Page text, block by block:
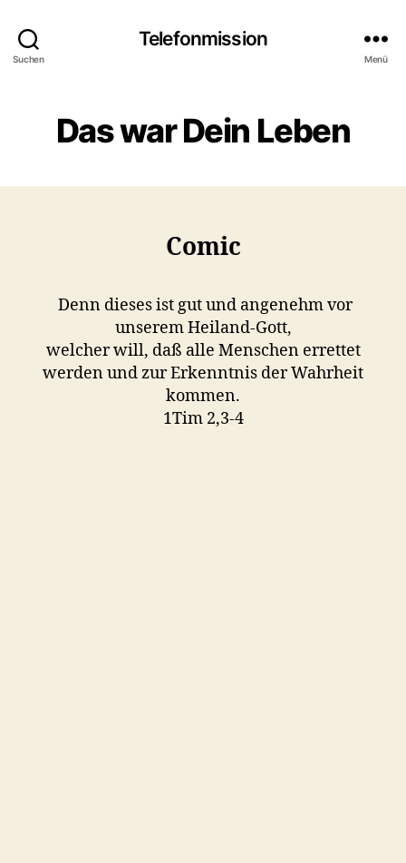
Suchen
Telefonmission
Menü
Das war Dein Leben
Comic
Denn dieses ist gut und angenehm vor
unserem Heiland-Gott,
welcher will, daß alle Menschen errettet
werden und zur Erkenntnis der Wahrheit
kommen.
1Tim 2,3-4